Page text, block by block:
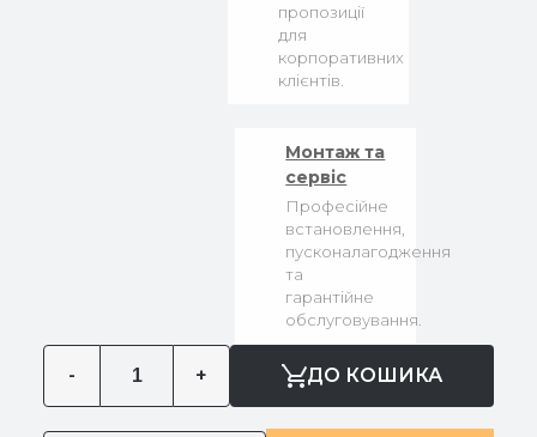
пропозиції
для
корпоративних
клієнтів.
Монтаж та
сервіс
Професійне
встановлення,
пусконалагодження
та
гарантійне
обслуговування.
- + ДО КОШИКА